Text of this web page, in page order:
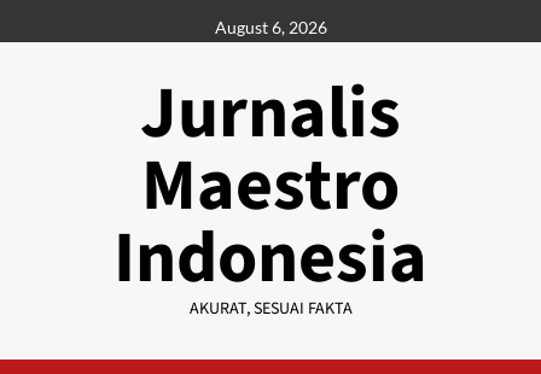
to
August 6, 2026
Jurnalis
Maestro
Indonesia
AKURAT, SESUAI FAKTA